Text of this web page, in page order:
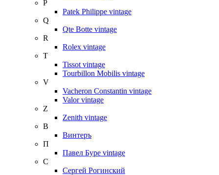
P
Patek Philippe vintage
Q
Qte Botte vintage
R
Rolex vintage
T
Tissot vintage
Tourbillon Mobilis vintage
V
Vacheron Constantin vintage
Valor vintage
Z
Zenith vintage
В
Винтеръ
П
Павел Буре vintage
С
Сергей Рогинский